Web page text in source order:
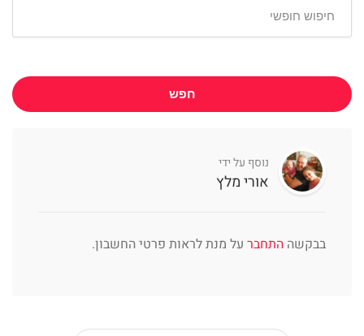
חפש
נוסף על ידי
אורי מלץ
בבקשה התחבר על מנת לראות פרטי החשבון.